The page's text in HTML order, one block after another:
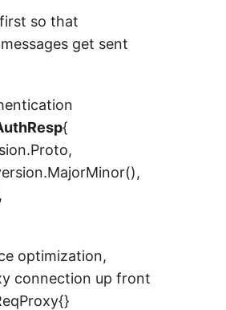
so that
get sent
{
optimization,
connection up front